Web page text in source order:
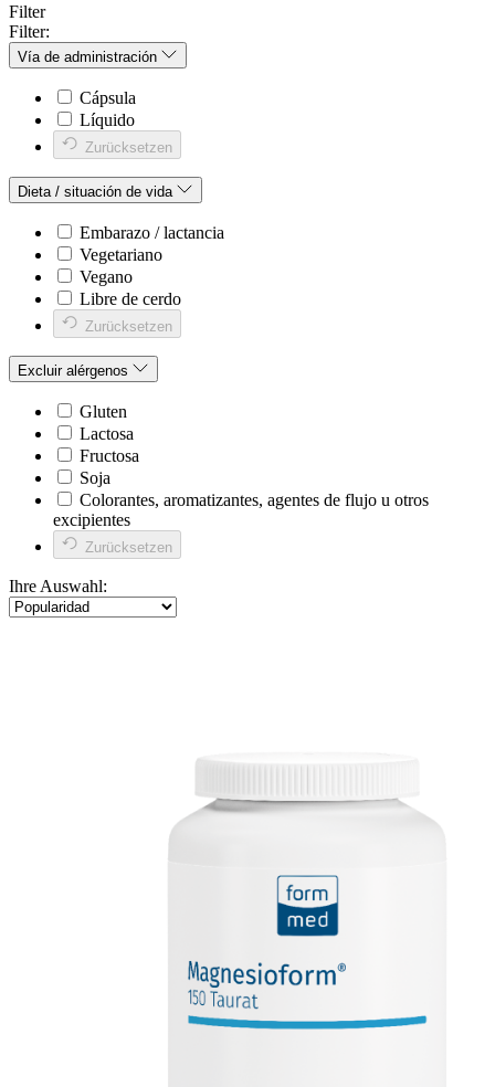
Filter
Filter:
Vía de administración
Cápsula
Líquido
Zurücksetzen
Dieta / situación de vida
Embarazo / lactancia
Vegetariano
Vegano
Libre de cerdo
Zurücksetzen
Excluir alérgenos
Gluten
Lactosa
Fructosa
Soja
Colorantes, aromatizantes, agentes de flujo u otros
excipientes
Zurücksetzen
Ihre Auswahl: